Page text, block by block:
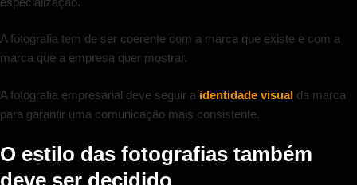
A fotografia tem de ser coerente com a marca que existe e com a
marca que a empresa quer mostrar.
A fotografia empresarial deve seguir a identidade visual da marca
para garantir uma comunicação mais consistente.
O estilo das fotografias também